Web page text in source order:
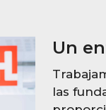
Un
las